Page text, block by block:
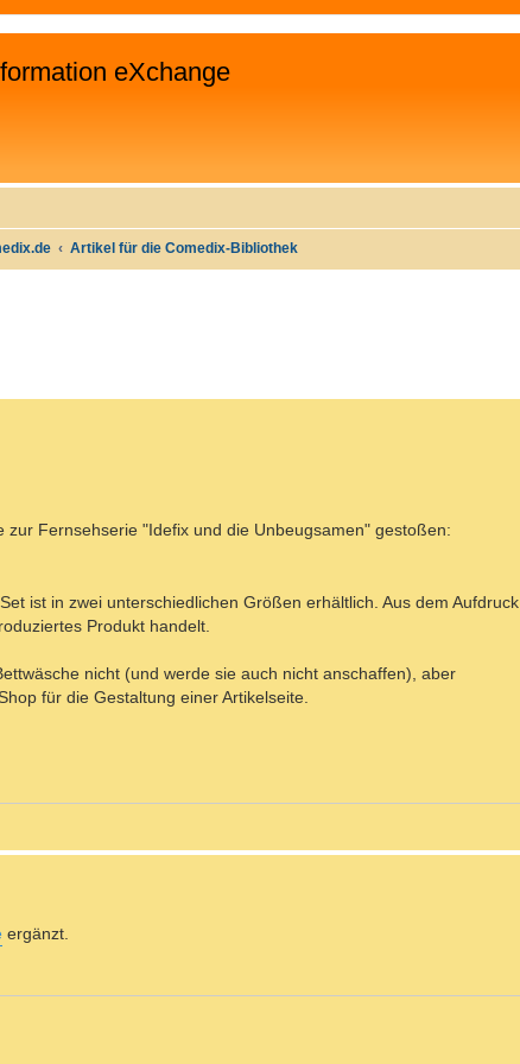
eXchange
Artikel für die Comedix-Bibliothek
Fernsehserie "Idefix und die Unbeugsamen" gestoßen:
ist in zwei unterschiedlichen Größen erhältlich. Aus dem Aufdruck
Produkt handelt.
nicht (und werde sie auch nicht anschaffen), aber
für die Gestaltung einer Artikelseite.
ergänzt.